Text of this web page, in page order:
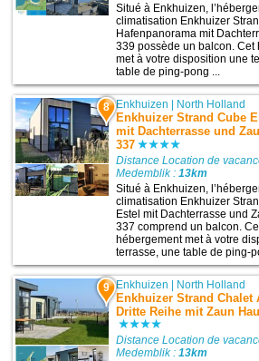
Situé à Enkhuizen,
climatisation Enkhuizer
Hafenpanorama mit
339 possède un balcon. Cet
met à votre disposition une
table de ping-pong ...
8 Enkhuizen North Holland
Enkhuizer Strand Cube
mit Dachterrasse und
337
Distance Location de
Medemblik :13km
Situé à Enkhuizen,
climatisation Enkhuizer
Estel mit Dachterrasse und
337 comprend un balcon.
hébergement met à votre
terrasse, une table de ping-
9 Enkhuizen North Holland
Enkhuizer Strand Chalet
Dritte Reihe mit Zaun
Distance Location de
Medemblik :13km